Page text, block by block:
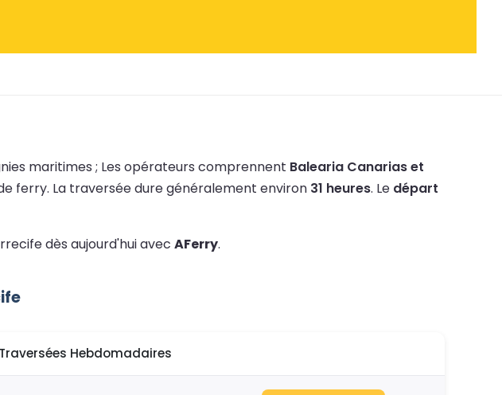
maritimes ; Les opérateurs comprennent Balearia Canarias et
ferry. La traversée dure généralement environ 31 heures. Le départ
dès aujourd'hui avec AFerry.
Traversées Hebdomadaires